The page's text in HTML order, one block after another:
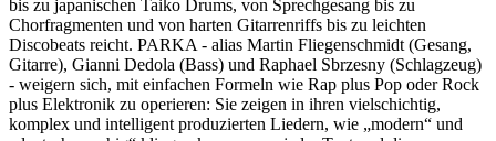
bis zu japanischen Taiko Drums, von Sprechgesang bis zu
Chorfragmenten und von harten Gitarrenriffs bis zu leichten
Discobeats reicht. PARKA - alias Martin Fliegenschmidt (Gesang,
Gitarre), Gianni Dedola (Bass) und Raphael Sbrzesny (Schlagzeug)
- weigern sich, mit einfachen Formeln wie Rap plus Pop oder Rock
plus Elektronik zu operieren: Sie zeigen in ihren vielschichtig,
komplex und intelligent produzierten Liedern, wie „modern“ und